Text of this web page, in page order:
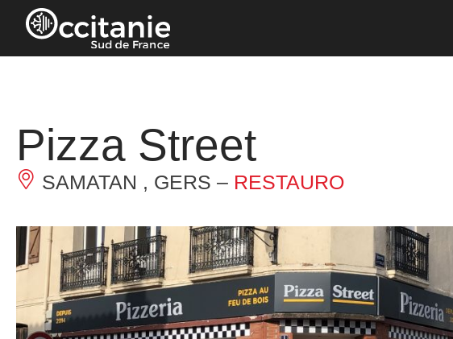
Pannello di gestione dei cookies
Pizza Street
SAMATAN , GERS – RESTAURO